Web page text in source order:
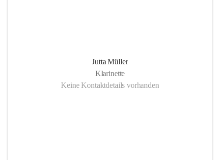
Jutta Müller
Klarinette
Keine Kontaktdetails vorhanden